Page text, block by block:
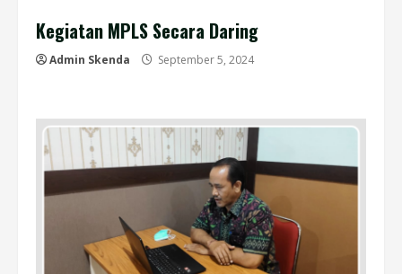
Kegiatan MPLS Secara Daring
Admin Skenda September 5, 2024